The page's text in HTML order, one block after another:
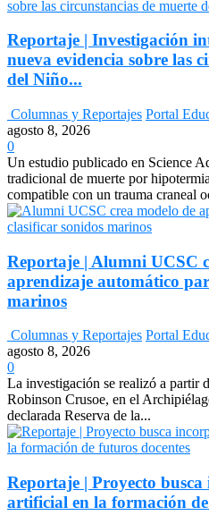
Reportaje | Investigación
nueva evidencia sobre las
del Niño...
Columnas y Reportajes Portal
agosto 8, 2026
0
Un estudio publicado en Science
tradicional de muerte por
compatible con un trauma craneal
Reportaje | Alumni UCSC
aprendizaje automático
marinos
Columnas y Reportajes Portal
agosto 8, 2026
0
La investigación se realizó a partir
Robinson Crusoe, en el
declarada Reserva de la...
Reportaje | Proyecto
artificial en la formación